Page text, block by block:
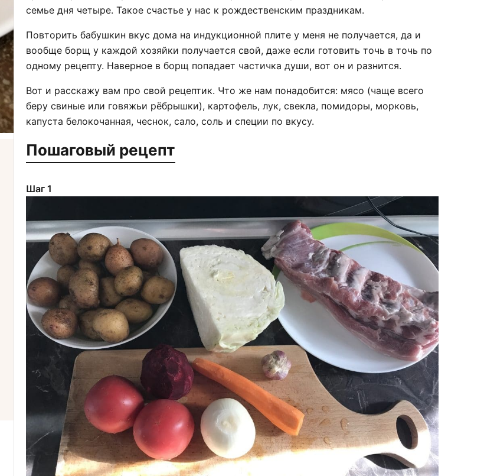
семье дня четыре. Такое счастье у нас к рождественским праздникам.
Повторить бабушкин вкус дома на индукционной плите у меня не получается, да и
вообще борщ у каждой хозяйки получается свой, даже если готовить точь в точь по
одному рецепту. Наверное в борщ попадает частичка души, вот он и разнится.
Вот и расскажу вам про свой рецептик. Что же нам понадобится: мясо (чаще всего
беру свиные или говяжьи рёбрышки), картофель, лук, свекла, помидоры, морковь,
капуста белокочанная, чеснок, сало, соль и специи по вкусу.
Пошаговый рецепт
Шаг 1